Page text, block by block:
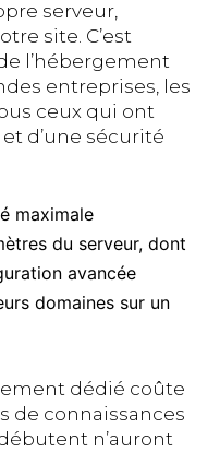
serveur,
site. C’est
l’hébergement
entreprises, les
ceux qui ont
d’une sécurité
maximale
du serveur, dont
avancée
domaines sur un
dédié coûte
de connaissances
n’auront